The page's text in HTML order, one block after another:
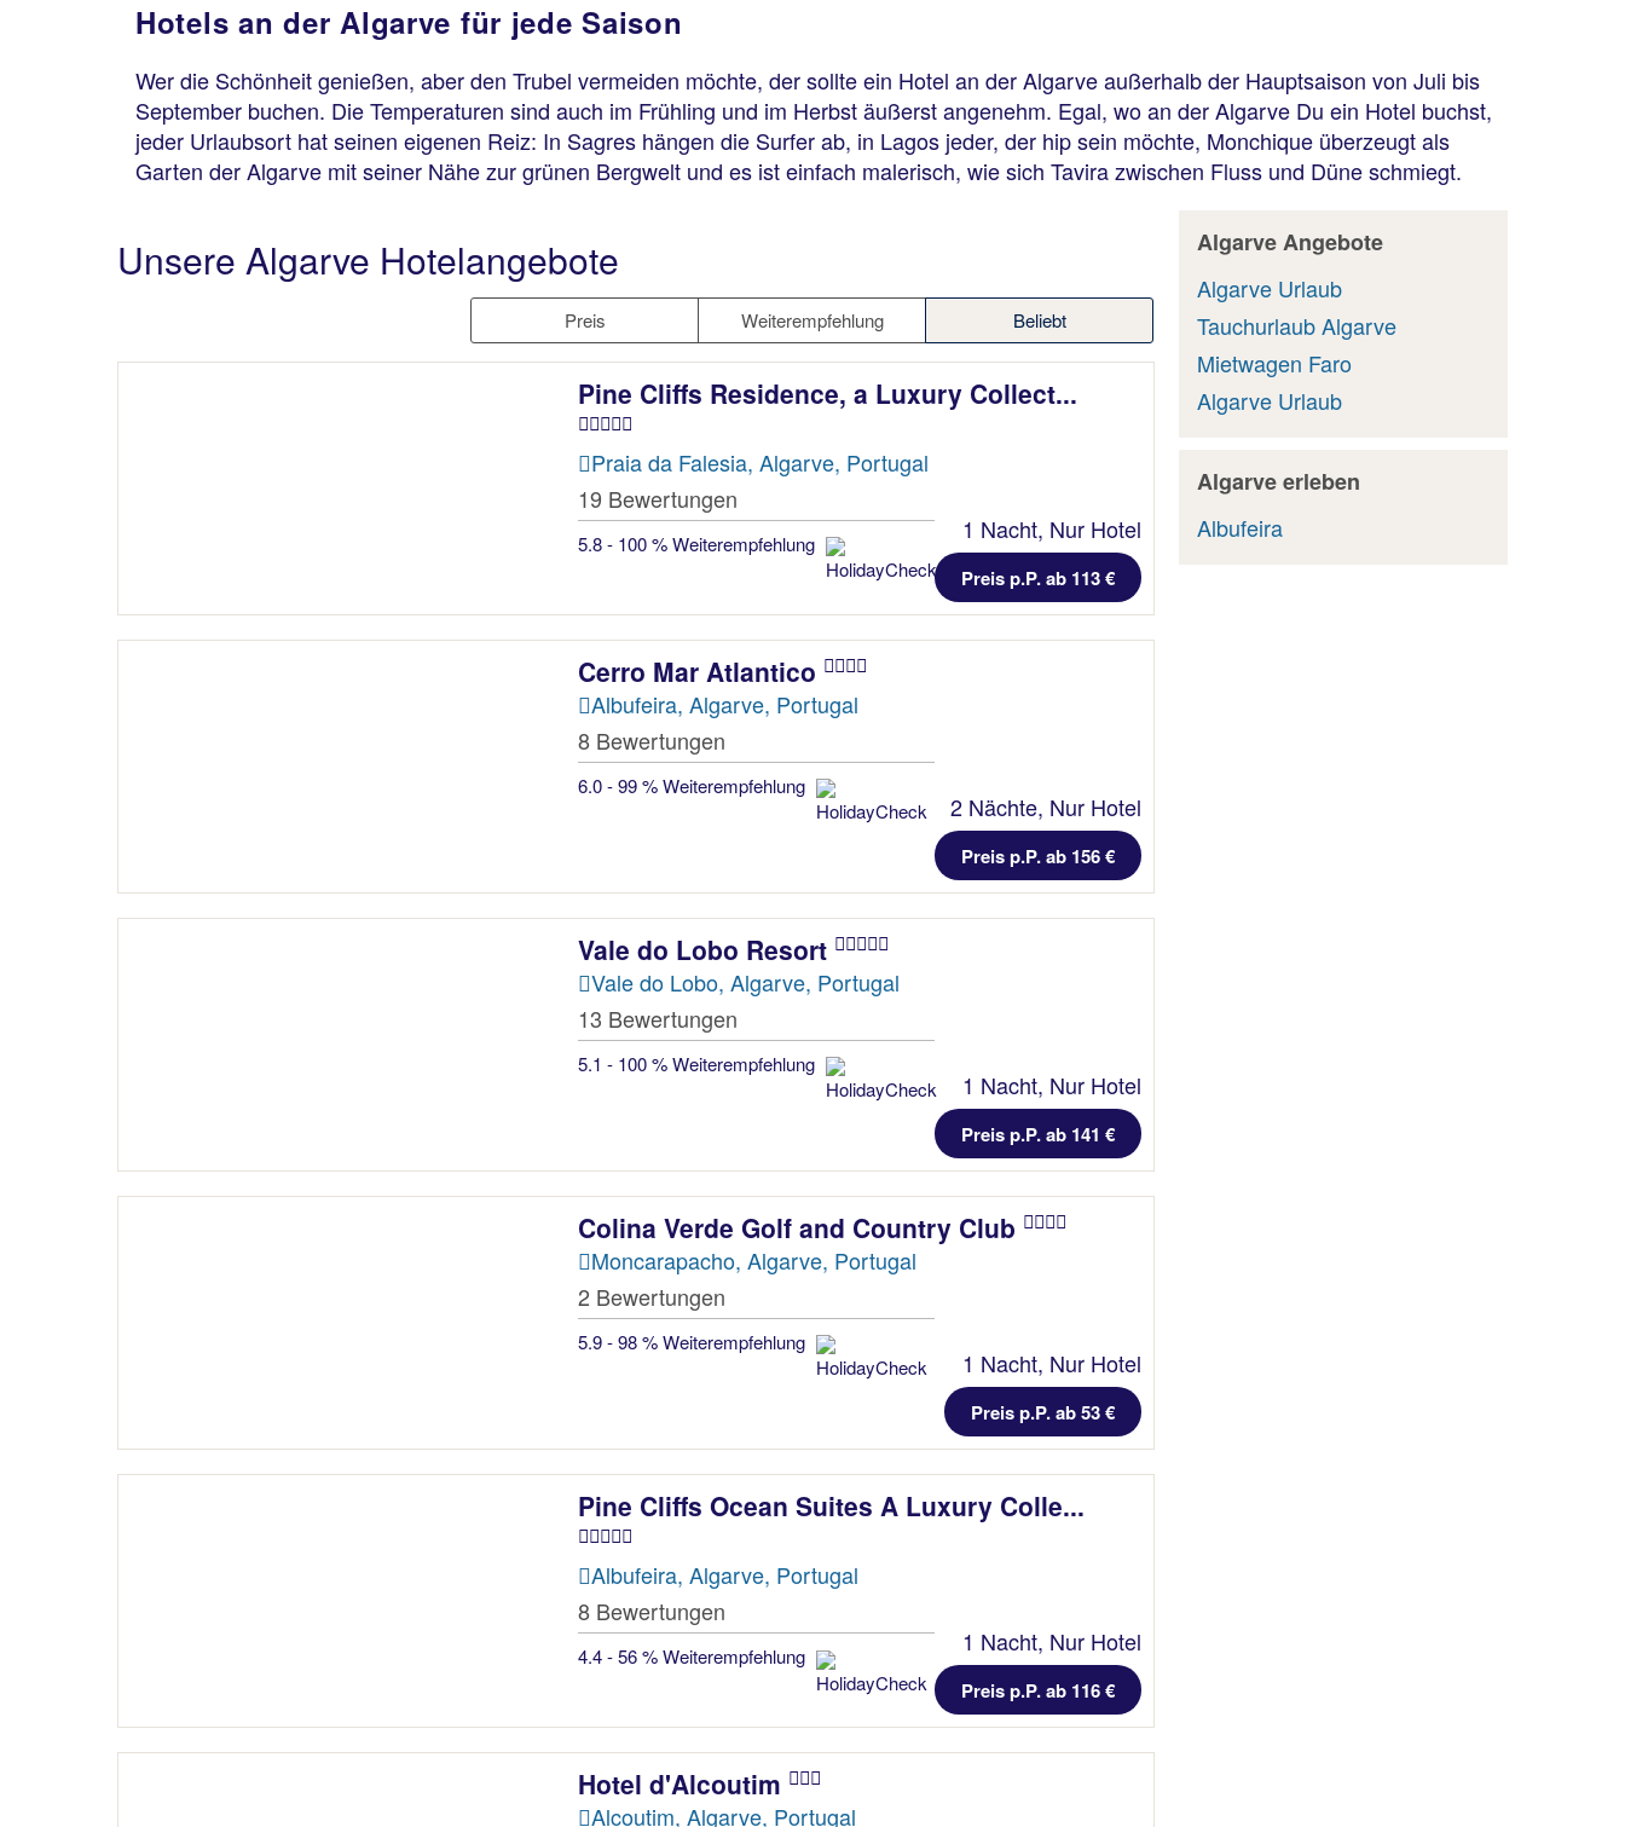
Hotels an der Algarve für jede Saison
Wer die Schönheit genießen, aber den Trubel vermeiden möchte, der sollte ein Hotel an der Algarve außerhalb der Hauptsaison von Juli bis
September buchen. Die Temperaturen sind auch im Frühling und im Herbst äußerst angenehm. Egal, wo an der Algarve Du ein Hotel buchst,
jeder Urlaubsort hat seinen eigenen Reiz: In Sagres hängen die Surfer ab, in Lagos jeder, der hip sein möchte, Monchique überzeugt als
Garten der Algarve mit seiner Nähe zur grünen Bergwelt und es ist einfach malerisch, wie sich Tavira zwischen Fluss und Düne schmiegt.
Unsere Algarve Hotelangebote
Preis Weiterempfehlung Beliebt
Pine Cliffs Residence, a Luxury Collect...
Praia da Falesia, Algarve, Portugal
19 Bewertungen
5.8 - 100 % Weiterempfehlung 1 Nacht, Nur Hotel
Preis p.P. ab 113 €
Cerro Mar Atlantico
Albufeira, Algarve, Portugal
8 Bewertungen
6.0 - 99 % Weiterempfehlung
2 Nächte, Nur Hotel
Preis p.P. ab 156 €
Vale do Lobo Resort
Vale do Lobo, Algarve, Portugal
13 Bewertungen
5.1 - 100 % Weiterempfehlung
1 Nacht, Nur Hotel
Preis p.P. ab 141 €
Colina Verde Golf and Country Club
Moncarapacho, Algarve, Portugal
2 Bewertungen
5.9 - 98 % Weiterempfehlung
1 Nacht, Nur Hotel
Preis p.P. ab 53 €
Pine Cliffs Ocean Suites A Luxury Colle...
Albufeira, Algarve, Portugal
8 Bewertungen
4.4 - 56 % Weiterempfehlung 1 Nacht, Nur Hotel
Preis p.P. ab 116 €
Hotel d'Alcoutim
Alcoutim, Algarve, Portugal
Algarve Angebote
Algarve Urlaub
Tauchurlaub Algarve
Mietwagen Faro
Algarve Urlaub
Algarve erleben
Albufeira